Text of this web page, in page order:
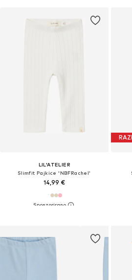
LIL'ATELIER
Slimfit Pajkice 'NBFRachel'
14,99 €